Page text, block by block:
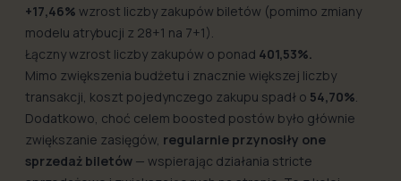
+17,46% wzrost liczby zakupów biletów (pomimo zmiany
modelu atrybucji z 28+1 na 7+1).
Łączny wzrost liczby zakupów o ponad 401,53%.
Mimo zwiększenia budżetu i znacznie większej liczby
transakcji, koszt pojedynczego zakupu spadł o 54,70%.
Dodatkowo, choć celem boosted postów było głównie
zwiększanie zasięgów, regularnie przynosiły one
sprzedaż biletów — wspierając działania stricte